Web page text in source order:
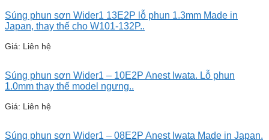
Súng phun sơn Wider1 13E2P lỗ phun 1.3mm Made in
Japan, thay thế cho W101-132P..
Giá: Liên hệ
Súng phun sơn Wider1 – 10E2P Anest Iwata. Lỗ phun
1.0mm thay thế model ngưng..
Giá: Liên hệ
Súng phun sơn Wider1 – 08E2P Anest Iwata Made in Japan.